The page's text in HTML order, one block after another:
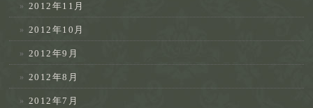
2012年11月
2012年10月
2012年9月
2012年8月
2012年7月